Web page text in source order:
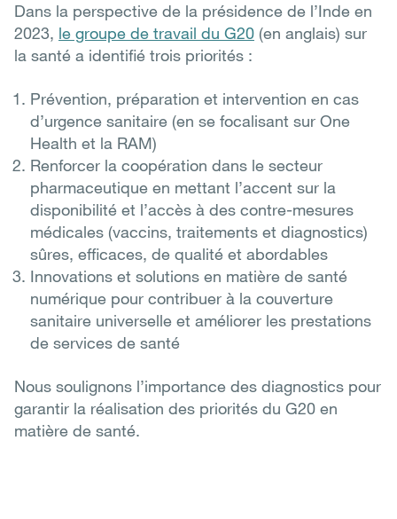
Dans la perspective de la présidence de l’Inde en
2023, le groupe de travail du G20 (en anglais) sur
la santé a identifié trois priorités :
Prévention, préparation et intervention en cas
d’urgence sanitaire (en se focalisant sur One
Health et la RAM)
Renforcer la coopération dans le secteur
pharmaceutique en mettant l’accent sur la
disponibilité et l’accès à des contre-mesures
médicales (vaccins, traitements et diagnostics)
sûres, efficaces, de qualité et abordables
Innovations et solutions en matière de santé
numérique pour contribuer à la couverture
sanitaire universelle et améliorer les prestations
de services de santé
Nous soulignons l’importance des diagnostics pour
garantir la réalisation des priorités du G20 en
matière de santé.